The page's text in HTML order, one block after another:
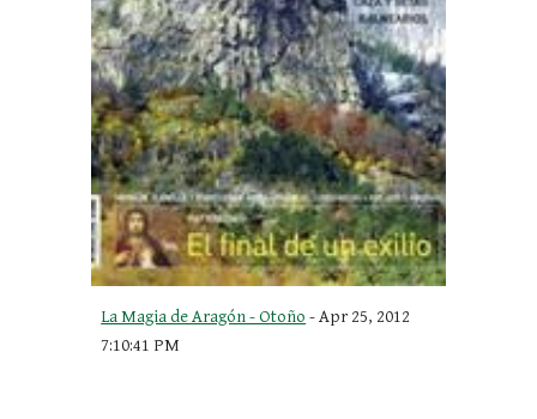
La Magia de Aragón - Otoño - Apr 25, 2012
7:10:41 PM